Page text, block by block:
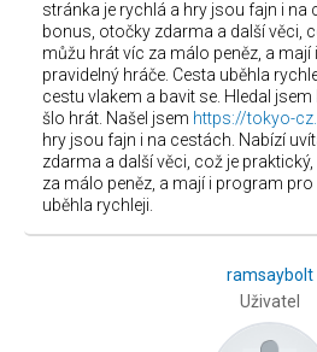
stránka je rychlá a hry jsou fajn i na
bonus, otočky zdarma a další věci,
můžu hrát víc za málo peněz, a
pravidelný hráče. Cesta uběhla
cestu vlakem a bavit se. Hledal
šlo hrát. Našel jsem https://tokyo-
hry jsou fajn i na cestách. Nabízí
zdarma a další věci, což je
za málo peněz, a mají i program pro
uběhla rychleji.
ramsaybolt
Uživatel